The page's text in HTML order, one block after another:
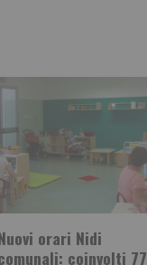
orari Nidi
coinvolti 77